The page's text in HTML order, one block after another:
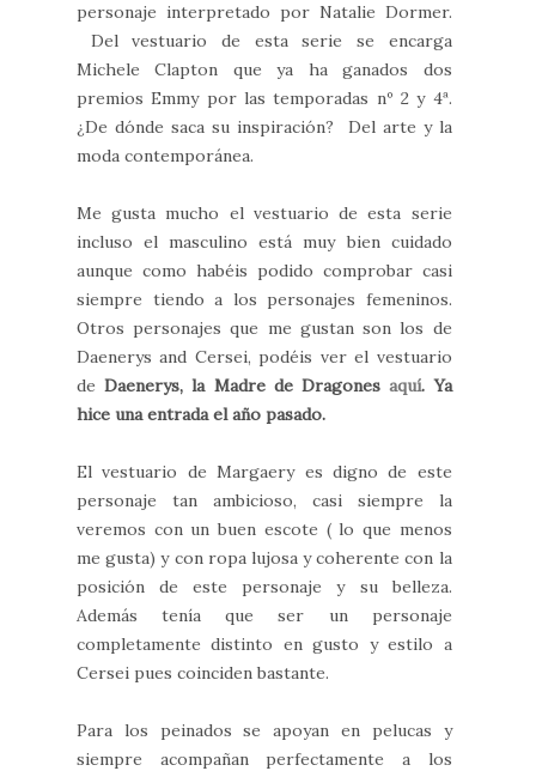
personaje interpretado por Natalie Dormer.
Del vestuario de esta serie se encarga
Michele Clapton que ya ha ganados dos
premios Emmy por las temporadas nº 2 y 4ª.
¿De dónde saca su inspiración? Del arte y la
moda contemporánea.
Me gusta mucho el vestuario de esta serie
incluso el masculino está muy bien cuidado
aunque como habéis podido comprobar casi
siempre tiendo a los personajes femeninos.
Otros personajes que me gustan son los de
Daenerys and Cersei, podéis ver el vestuario
deDaenerys, la Madre de Dragonesaquí. Ya
hice una entrada el año pasado.
El vestuario de Margaery es digno de este
personaje tan ambicioso, casi siempre la
veremos con un buen escote ( lo que menos
me gusta) y con ropa lujosa y coherente con la
posición de este personaje y su belleza.
Además tenía que ser un personaje
completamente distinto en gusto y estilo a
Cersei pues coinciden bastante.
Para los peinados se apoyan en pelucas y
siempre acompañan perfectamente a los